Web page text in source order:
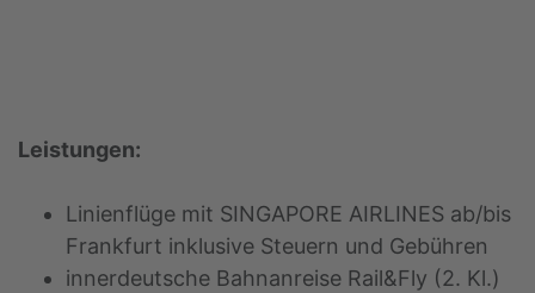
Leistungen:
Linienflüge mit SINGAPORE AIRLINES ab/bis
Frankfurt inklusive Steuern und Gebühren
innerdeutsche Bahnanreise Rail&Fly (2. Kl.)